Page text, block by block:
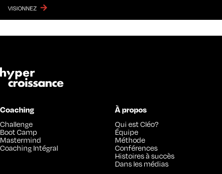
VISIONNEZ
Coaching
Challenge
Boot Camp
Mastermind
Coaching Intégral
À propos
Qui est Cléo?
Équipe
Méthode
Conférences
Histoires à succès
Dans les médias